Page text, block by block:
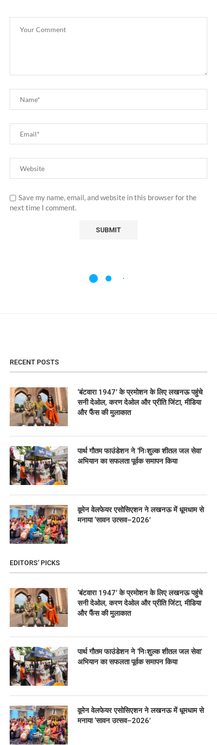
Save my name, email, and website in this browser for the
next time I comment.
RECENT POSTS
‘बंटवारा 1947’ के प्रमोशन के लिए लखनऊ पहुंचे
सनी देओल, करण देओल और प्रीति जिंटा, मीडिया
और फैंस की मुलाकात
पार्थ गौतम फाउंडेशन ने ‘निःशुल्क शीतल जल सेवा’
अभियान का सफलता पूर्वक समापन किया
वूमेन वेलफेयर एसोसिएशन ने लखनऊ में धूमधाम से
मनाया ‘सावन उत्सव–2026’
EDITORS’ PICKS
‘बंटवारा 1947’ के प्रमोशन के लिए लखनऊ पहुंचे
सनी देओल, करण देओल और प्रीति जिंटा, मीडिया
और फैंस की मुलाकात
पार्थ गौतम फाउंडेशन ने ‘निःशुल्क शीतल जल सेवा’
अभियान का सफलता पूर्वक समापन किया
वूमेन वेलफेयर एसोसिएशन ने लखनऊ में धूमधाम से
मनाया ‘सावन उत्सव–2026’